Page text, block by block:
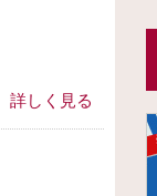
詳しく見る